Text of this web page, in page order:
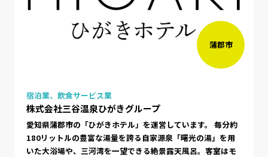
蒲郡市
宿泊業、飲食サービス業
株式会社三谷温泉ひがきグループ
愛知県蒲郡市の「ひがきホテル」を運営しています。 毎分約
180リットルの豊富な湯量を誇る自家源泉「曙光の湯」を用
いた大浴場や、三河湾を一望できる絶景露天風呂。客室はモ